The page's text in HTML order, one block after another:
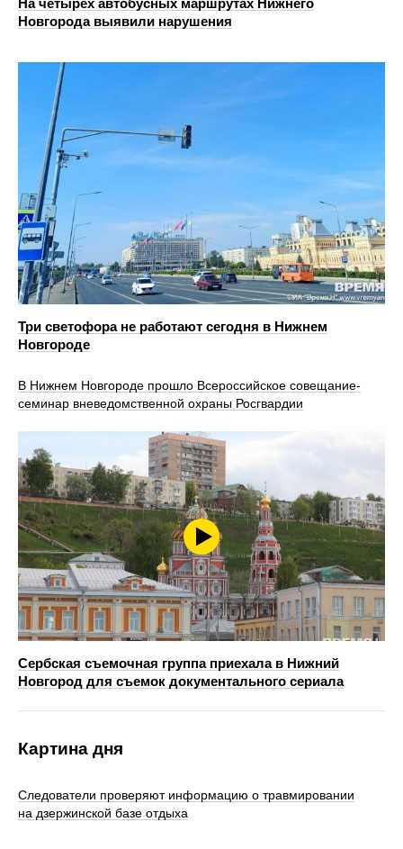
Новгорода выявили нарушения
Три светофора не работают сегодня в Нижнем
Новгороде
В Нижнем Новгороде прошло Всероссийское совещание-
семинар вневедомственной охраны Росгвардии
Сербская съемочная группа приехала в Нижний
Новгород для съемок документального сериала
Картина дня
Следователи проверяют информацию о травмировании
на дзержинской базе отдыха